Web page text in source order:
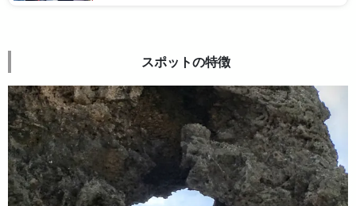
スポットの特徴